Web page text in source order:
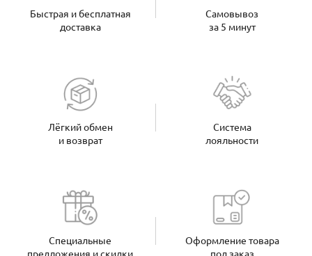
Быстрая и бесплатная
доставка
Самовывоз
за 5 минут
Лёгкий обмен
и возврат
Система
лояльности
Специальные
предложения и скидки
Оформление товара
под заказ